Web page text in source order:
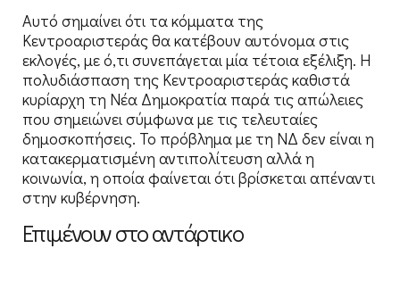
Αυτό σημαίνει ότι τα κόμματα της
Κεντροαριστεράς θα κατέβουν αυτόνομα στις
εκλογές, με ό,τι συνεπάγεται μία τέτοια εξέλιξη. Η
πολυδιάσπαση της Κεντροαριστεράς καθιστά
κυρίαρχη τη Νέα Δημοκρατία παρά τις απώλειες
που σημειώνει σύμφωνα με τις τελευταίες
δημοσκοπήσεις. Το πρόβλημα με τη ΝΔ δεν είναι η
κατακερματισμένη αντιπολίτευση αλλά η
κοινωνία, η οποία φαίνεται ότι βρίσκεται απέναντι
στην κυβέρνηση.
Επιμένουν στο αντάρτικο